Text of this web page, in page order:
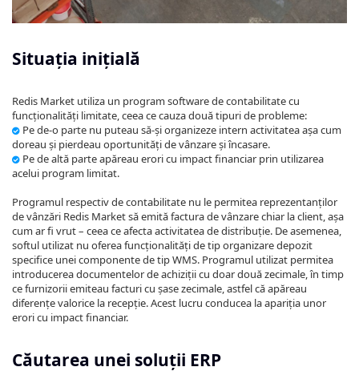
Situația inițială
Redis Market utiliza un program software de contabilitate cu
funcționalități limitate, ceea ce cauza două tipuri de probleme:
Pe de-o parte nu puteau să-și organizeze intern activitatea așa cum
doreau și pierdeau oportunități de vânzare și încasare.
Pe de altă parte apăreau erori cu impact financiar prin utilizarea
acelui program limitat.
Programul respectiv de contabilitate nu le permitea reprezentanților
de vânzări Redis Market să emită factura de vânzare chiar la client, așa
cum ar fi vrut – ceea ce afecta activitatea de distribuție. De asemenea,
softul utilizat nu oferea funcționalități de tip organizare depozit
specifice unei componente de tip WMS. Programul utilizat permitea
introducerea documentelor de achiziții cu doar două zecimale, în timp
ce furnizorii emiteau facturi cu șase zecimale, astfel că apăreau
diferențe valorice la recepție. Acest lucru conducea la apariția unor
erori cu impact financiar.
Căutarea unei soluții ERP